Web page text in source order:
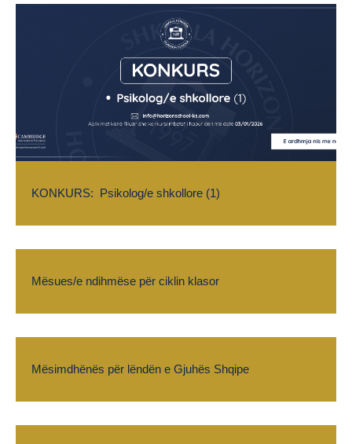
KONKURS: Psikolog/e shkollore (1)
Mësues/e ndihmëse për ciklin klasor
Mësimdhënës për lëndën e Gjuhës Shqipe